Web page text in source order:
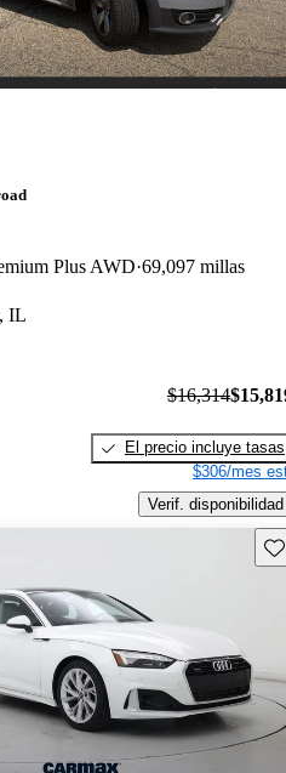
Plus AWD 69,097 millas
IL
$16,314
El precio incluye tasas
$306/mes
Verif. disponibilidad